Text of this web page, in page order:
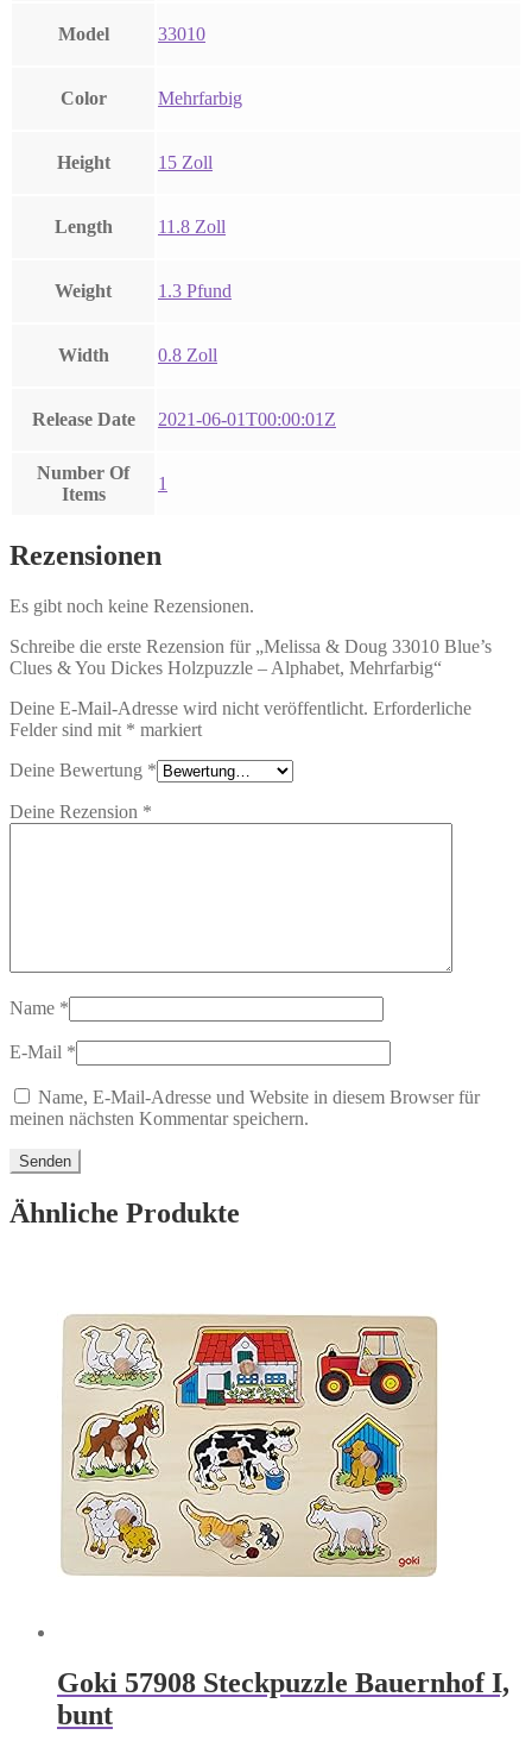
Model 33010
Color Mehrfarbig
Height 15 Zoll
Length 11.8 Zoll
Weight 1.3 Pfund
Width 0.8 Zoll
Release Date 2021-06-01T00:00:01Z
Number Of
Items
1
Rezensionen
Es gibt noch keine Rezensionen.
Schreibe die erste Rezension für „Melissa & Doug 33010 Blue’s
Clues & You Dickes Holzpuzzle – Alphabet, Mehrfarbig“
Deine E-Mail-Adresse wird nicht veröffentlicht. Erforderliche
Felder sind mit * markiert
Deine Bewertung *
Deine Rezension *
Name *
E-Mail *
Name, E-Mail-Adresse und Website in diesem Browser für
meinen nächsten Kommentar speichern.
Ähnliche Produkte
Goki 57908 Steckpuzzle Bauernhof I,
bunt